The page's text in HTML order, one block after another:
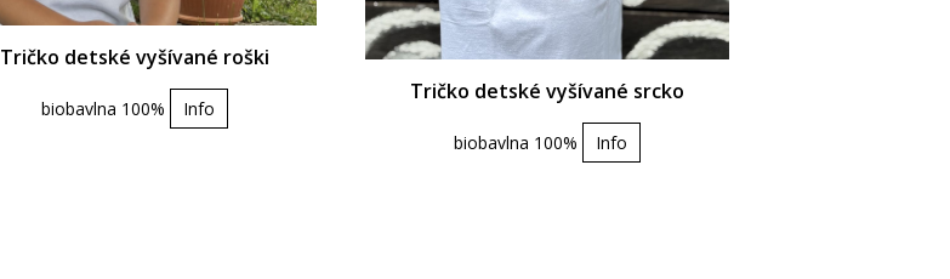
Tričko detské vyšívané roški
biobavlna 100% Info
Tričko detské vyšívané srcko
biobavlna 100% Info